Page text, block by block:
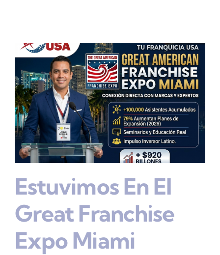
Estuvimos En El
Great Franchise
Expo Miami